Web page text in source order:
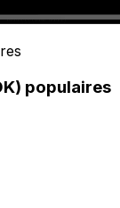
populaires